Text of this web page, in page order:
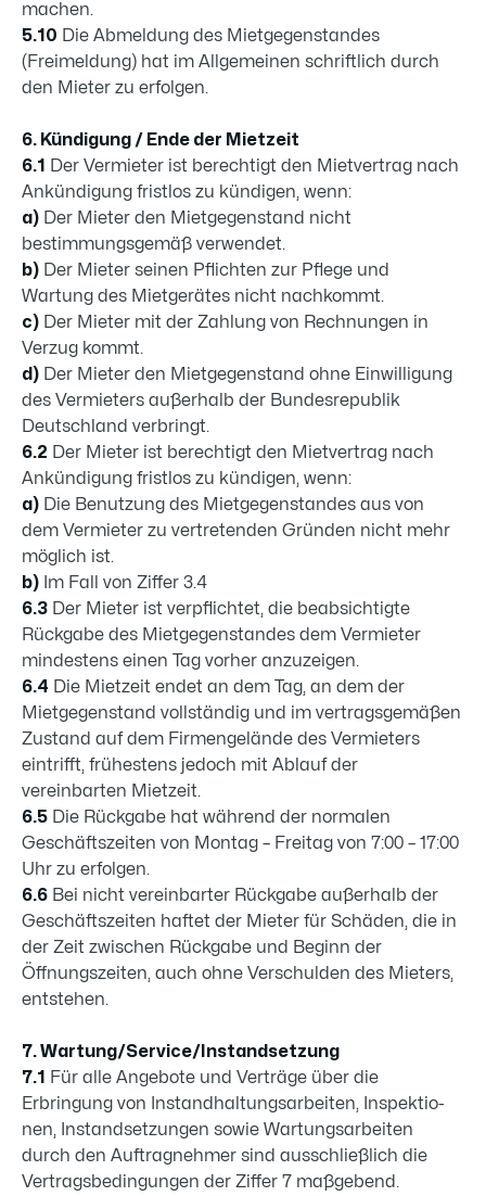
machen.
5.10 Die Abmeldung des Mietgegenstandes
(Freimeldung) hat im Allgemeinen schriftlich durch
den Mieter zu erfolgen.
6. Kündigung / Ende der Mietzeit
6.1
Der Vermieter ist berechtigt den Mietvertrag nach
Ankündigung fristlos zu kündigen, wenn:
a) Der Mieter den Mietgegenstand nicht
bestimmungsgemäß verwendet.
b) Der Mieter seinen Pflichten zur Pflege und
Wartung des Mietgerätes nicht nachkommt.
c) Der Mieter mit der Zahlung von Rechnungen in
Verzug kommt.
d) Der Mieter den Mietgegenstand ohne Einwilligung
des Vermieters außerhalb der Bundesrepublik
Deutschland verbringt.
6.2 Der Mieter ist berechtigt den Mietvertrag nach
Ankündigung fristlos zu kündigen, wenn:
a) Die Benutzung des Mietgegenstandes aus von
dem Vermieter zu vertretenden Gründen nicht mehr
möglich ist.
b) Im Fall von Ziffer 3.4
6.3 Der Mieter ist verpflichtet, die beabsichtigte
Rückgabe des Mietgegenstandes dem Vermieter
mindestens einen Tag vorher anzuzeigen.
6.4 Die Mietzeit endet an dem Tag, an dem der
Mietgegenstand vollständig und im vertragsgemäßen
Zustand auf dem Firmengelände des Vermieters
eintrifft, frühestens jedoch mit Ablauf der
vereinbarten Mietzeit.
6.5 Die Rückgabe hat während der normalen
Geschäftszeiten von Montag – Freitag von 7:00 – 17:00
Uhr zu erfolgen.
6.6 Bei nicht vereinbarter Rückgabe außerhalb der
Geschäftszeiten haftet der Mieter für Schäden, die in
der Zeit zwischen Rückgabe und Beginn der
Öffnungszeiten, auch ohne Verschulden des Mieters,
entstehen.
7. Wartung/Service/Instandsetzung
7.1
Für alle Angebote und Verträge über die
Erbringung von Instandhaltungsarbeiten, Inspek­tio­
nen, Instandsetzungen sowie Wartungsarbeiten
durch den Auftragnehmer sind ausschließlich die
Vertragsbedin­gungen der Ziffer 7 maßgebend.